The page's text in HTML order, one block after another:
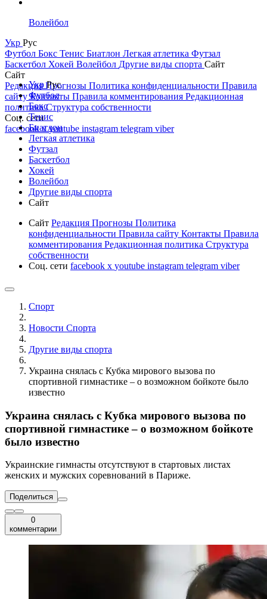
Волейбол
Укр Рус
Футбол Бокс Тенис Биатлон Легкая атлетика Футзал
Баскетбол Хокей Волейбол Другие виды спорта Сайт
Сайт
РедакцияПрогнозы Политика конфиденциальности Правила
сайтуКонтакты Правила комментирования Редакционная
политикаСтруктура собственности
Соц. сети
facebookxyoutube instagram telegram viber
УкрРус
Футбол
Бокс
Тенис
Биатлон
Легкая атлетика
Футзал
Баскетбол
Хокей
Волейбол
Другие виды спорта
Сайт
Сайт Редакция Прогнозы Политика
конфиденциальности Правила сайту Контакты Правила
комментирования Редакционная политика Структура
собственности
Соц. сети facebook x youtube instagram telegram viber
Спорт
Новости Cпорта
Другие виды спорта
Украина снялась с Кубка мирового вызова по
спортивной гимнастике – о возможном бойкоте было
известно
Украина снялась с Кубка мирового вызова по
спортивной гимнастике – о возможном бойкоте
было известно
Украинские гимнасты отсутствуют в стартовых листах
женских и мужских соревнований в Париже.
Поделиться
0
комментарии